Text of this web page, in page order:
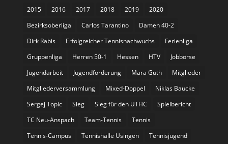
2015 2016 2017 2018 2019
2020
Bezirksoberliga
Carlos Tarantino
Damen 40-2
Dirk Rabis
Erfolgreicher Tennisnachwuchs
Ferienliga
Gruppenliga
Herren 50-1 Hessen HTV
Jobbörse
Jugendarbeit
Jugendförderung Mara Guth
Mitglieder
Mitgliederversammlung
Mixed-Doppel
Niklas Baucke
Sergej Topic
Sieg Sieg für den UTHC
Spielbericht
TC Neu-Anspach
Team-Tennis
Tennis
Tennis-Campus
Tennishalle Usingen Tennisjugend